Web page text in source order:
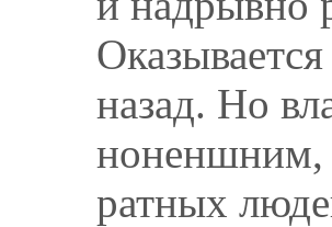
назад. Но
ноненшним,
ратных